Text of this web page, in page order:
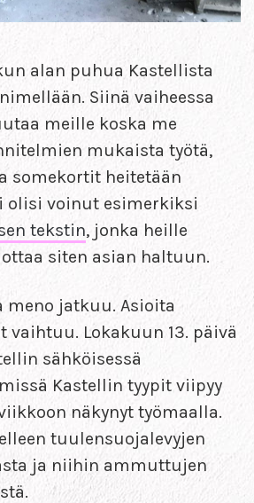
alan puhua Kastellista
Siinä vaiheessa
meille koska me
mukaista työtä,
somekortit heitetään
olisi voinut esimerkiksi
tekstin, jonka heille
siten asian haltuun.
meno jatkuu. Asioita
vaihtuu. Lokakuun 13. päivä
sähköisessä
Kastellin tyypit viipyy
näkynyt työmaalla.
tuulensuojalevyjen
ja niihin ammuttujen